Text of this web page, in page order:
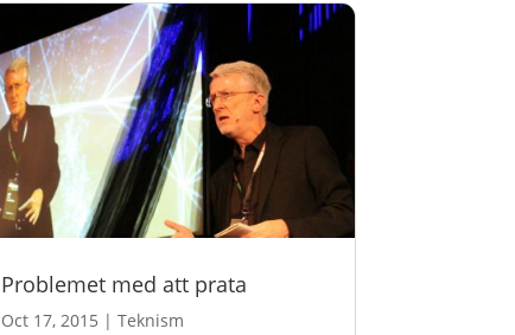
Problemet med att prata
Oct 17, 2015 | Teknism